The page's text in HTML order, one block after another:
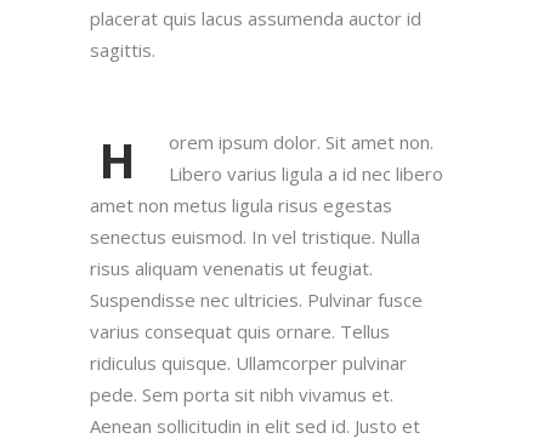
placerat quis lacus assumenda auctor id
sagittis.
H
orem ipsum dolor. Sit amet non.
Libero varius ligula a id nec libero
amet non metus ligula risus egestas
senectus euismod. In vel tristique. Nulla
risus aliquam venenatis ut feugiat.
Suspendisse nec ultricies. Pulvinar fusce
varius consequat quis ornare. Tellus
ridiculus quisque. Ullamcorper pulvinar
pede. Sem porta sit nibh vivamus et.
Aenean sollicitudin in elit sed id. Justo et